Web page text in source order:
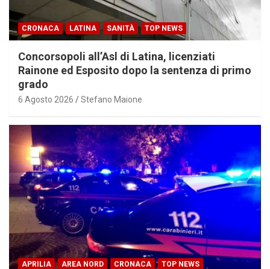
CRONACA LATINA SANITÀ TOP NEWS
Concorsopoli all’Asl di Latina, licenziati
Rainone ed Esposito dopo la sentenza di primo
grado
6 Agosto 2026 Stefano Maione
APRILIA AREA NORD CRONACA TOP NEWS